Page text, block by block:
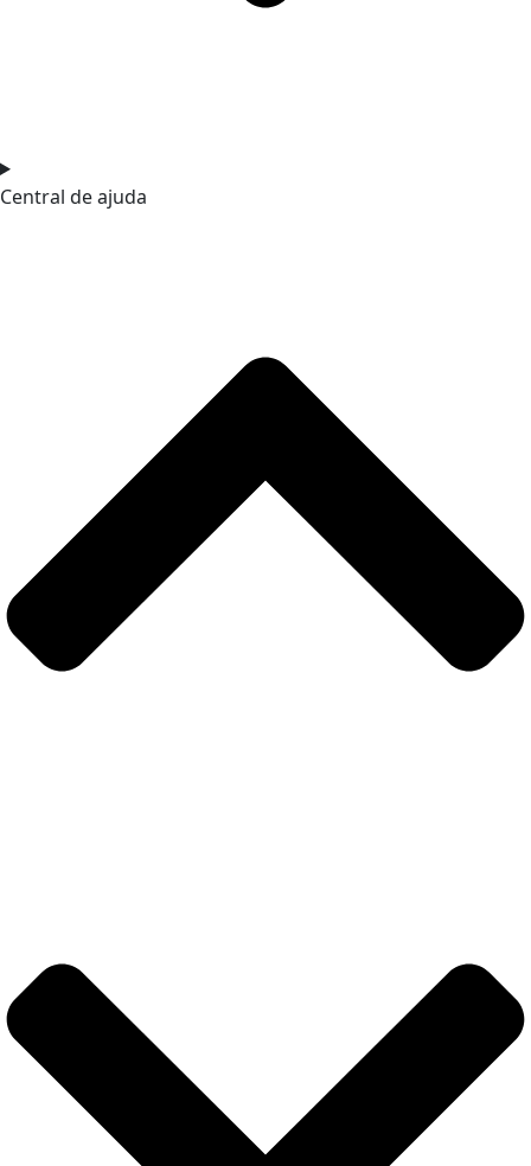
Central de ajuda